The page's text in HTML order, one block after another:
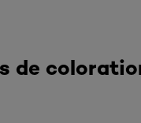
de